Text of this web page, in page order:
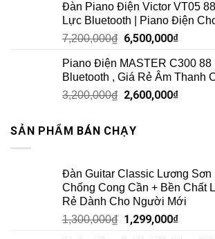
Đàn Piano Điện Victor VT05
Lực Bluetooth | Piano Điện
7,200,000₫ 6,500,000₫
Piano Điện MASTER C300 88
Bluetooth , Giá Rẻ Âm Thanh
3,200,000₫ 2,600,000₫
SẢN PHẨM BÁN CHẠY
Đàn Guitar Classic Lương Sơn
Chống Cong Cần + Bền Chất
Rẻ Dành Cho Người Mới
1,300,000₫ 1,299,000₫